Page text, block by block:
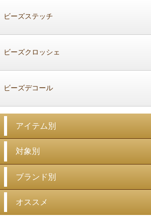
ビーズステッチ
ビーズクロッシェ
ビーズデコール
アイテム別
対象別
ブランド別
オススメ